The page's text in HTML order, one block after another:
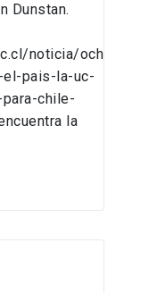
Dunstan.
noticia/och
el-pais-la-uc-
chile-
la